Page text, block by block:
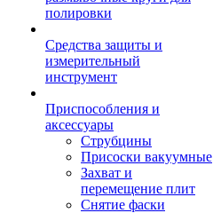
полировки
Средства защиты и
измерительный
инструмент
Приспособления и
аксессуары
Струбцины
Присоски вакуумные
Захват и
перемещение плит
Снятие фаски